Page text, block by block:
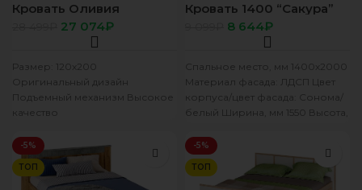
Кровать Оливия
120х200 (Микровелюр
бежевый)27 074₽
Размер: 120х200
Оригинальный дизайн
Подъемный механизм Высокое
качество
Кровать 1400 “Сакура”
LIGHT дуб сонома/белый
(без подложки)
8 644₽
Спальное место, мм 1400х2000
Материал фасада: ЛДСП Цвет
корпуса/цвет фасада: Сонома/
белый Ширина, мм 1550 Высота,
-5%
ТОП
-5%
ТОП